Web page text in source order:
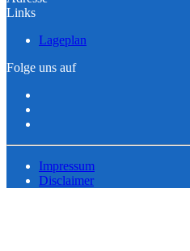
Links
Lageplan
Folge uns auf
Impressum
Disclaimer